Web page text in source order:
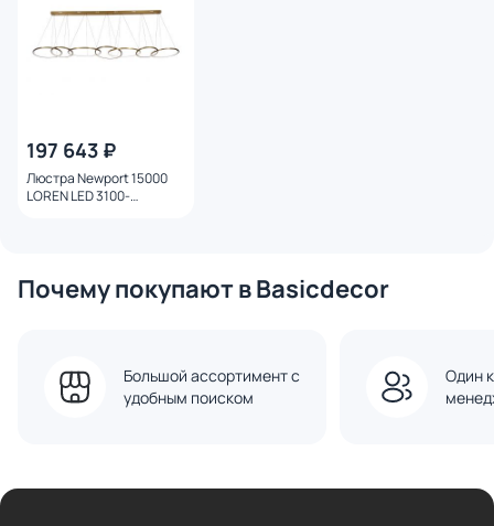
197 643 ₽
Люстра Newport 15000
LOREN LED 3100-
Почему покупают в Basicdecor
Большой ассортимент с
удобным поиском
Один